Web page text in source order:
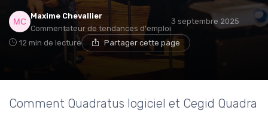
Maxime Chevallier
Commentateur de tendances d'emploi
3 septembre 2025
12 min de lecture Partager cette page
Comment Quadratus logiciel et Cegid Quadra